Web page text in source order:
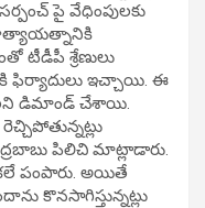
పై వేధింపులకు
టీడీపీ శ్రేణులు
ఫిర్యాదులు ఇచ్చాయి. ఈ
డిమాండ్ చేశాయి.
పిలిచి మాట్లాడారు.
పంపారు. అయితే
కొనసాగిస్తున్నట్లు